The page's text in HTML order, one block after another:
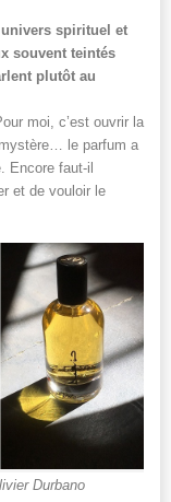
spirituel et
souvent teintés
plutôt au
moi, c’est ouvrir la
le parfum a
Encore faut-il
et de vouloir le
Durbano